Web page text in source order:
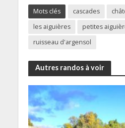
Mots clés cascades
les aiguières
petites
ruisseau d'argensol
Autres randos à voir